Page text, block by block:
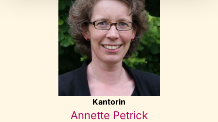
Kantorin
Annette Petrick